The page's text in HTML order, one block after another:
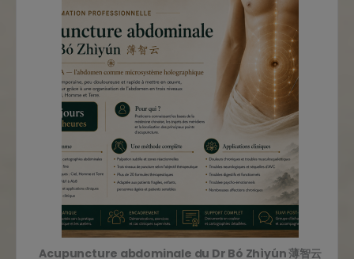
Acupuncture abdominale du Dr Bó Zhìyún 薄智云